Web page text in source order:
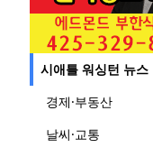
시애틀 워싱턴 뉴스
경제·부동산
날씨·교통